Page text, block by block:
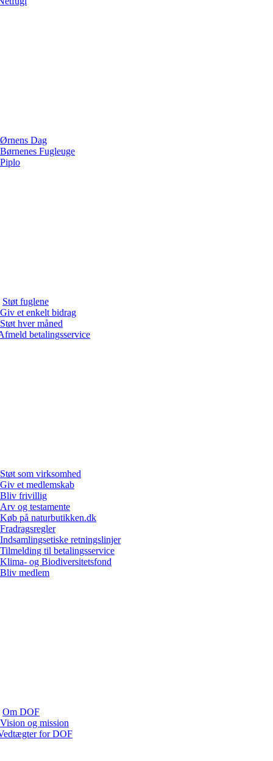
Ørnens Dag
Børnenes Fugleuge
Piplo
Støt fuglene
Giv et enkelt bidrag
Støt hver måned
betalingsservice
Støt som virksomhed
Giv et medlemskab
Bliv frivillig
Arv og testamente
Køb på naturbutikken.dk
Fradragsregler
Indsamlingsetiske retningslinjer
Tilmelding til betalingsservice
Klima- og Biodiversitetsfond
Bliv medlem
Om DOF
Vision og mission
for DOF